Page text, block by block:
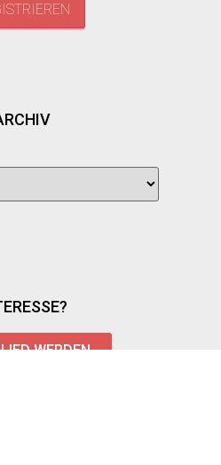
WERDEN